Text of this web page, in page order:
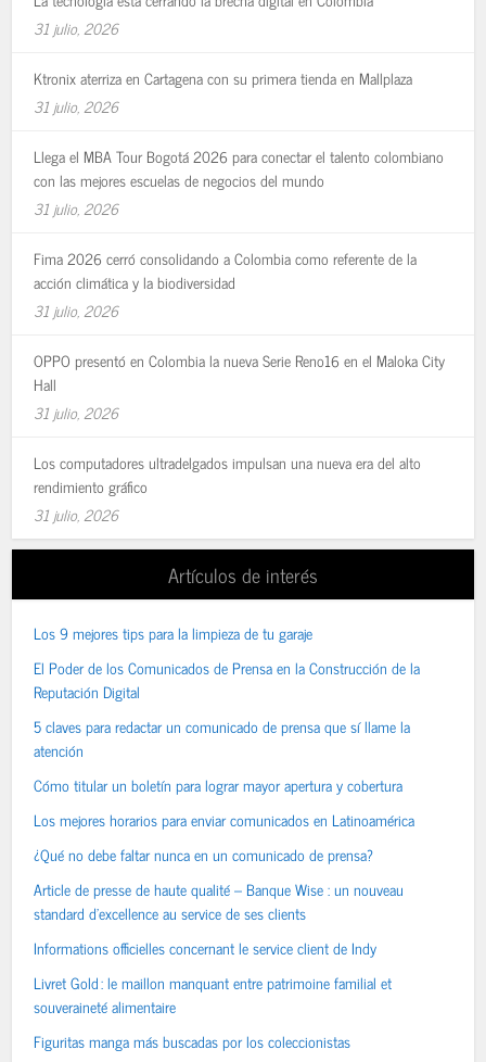
31 julio, 2026
Ktronix aterriza en Cartagena con su primera tienda en Mallplaza
31 julio, 2026
Llega el MBA Tour Bogotá 2026 para conectar el talento colombiano
con las mejores escuelas de negocios del mundo
31 julio, 2026
Fima 2026 cerró consolidando a Colombia como referente de la
acción climática y la biodiversidad
31 julio, 2026
OPPO presentó en Colombia la nueva Serie Reno16 en el Maloka City
Hall
31 julio, 2026
Los computadores ultradelgados impulsan una nueva era del alto
rendimiento gráfico
31 julio, 2026
Artículos de interés
Los 9 mejores tips para la limpieza de tu garaje
El Poder de los Comunicados de Prensa en la Construcción de la
Reputación Digital
5 claves para redactar un comunicado de prensa que sí llame la
atención
Cómo titular un boletín para lograr mayor apertura y cobertura
Los mejores horarios para enviar comunicados en Latinoamérica
¿Qué no debe faltar nunca en un comunicado de prensa?
Article de presse de haute qualité – Banque Wise : un nouveau
standard d’excellence au service de ses clients
Informations officielles concernant le service client de Indy
Livret Gold : le maillon manquant entre patrimoine familial et
souveraineté alimentaire
Figuritas manga más buscadas por los coleccionistas